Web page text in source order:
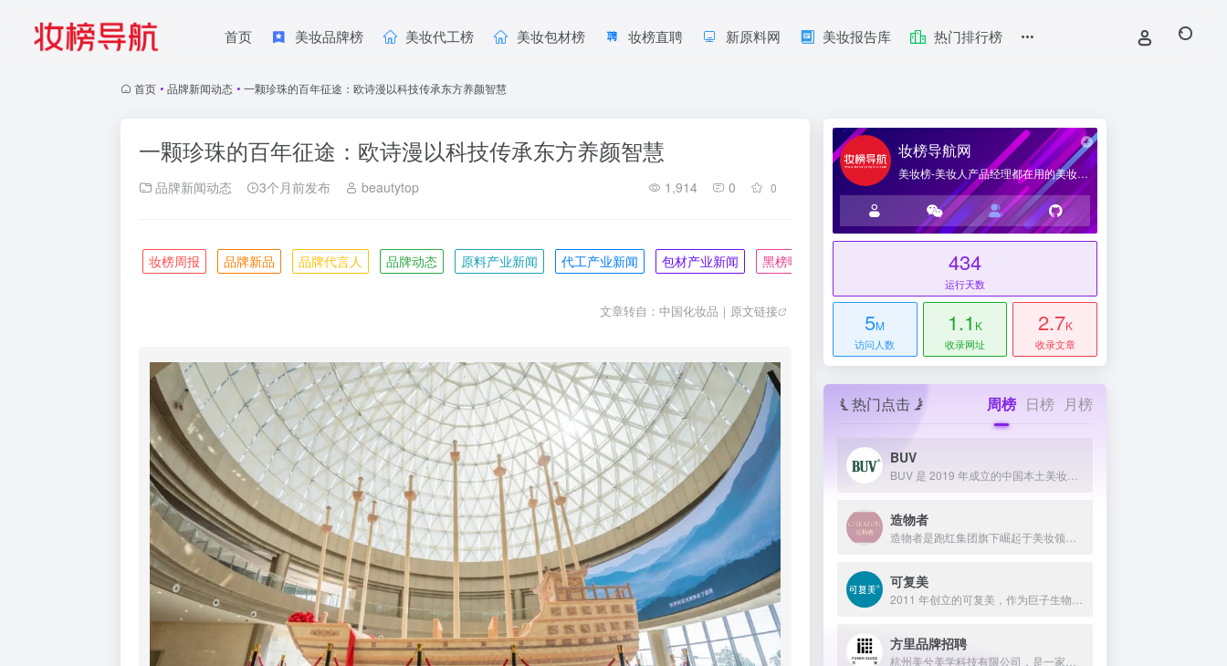
首页 美妆品牌榜 美妆代工榜 美妆包材榜 妆榜直聘 新原料网 美妆报告库 热门排行榜
首页 • 品牌新闻动态 • 一颗珍珠的百年征途：欧诗漫以科技传承东方养颜智慧
一颗珍珠的百年征途：欧诗漫以科技传承东方养颜智慧
品牌新闻动态 3个月前发布 beautytop 1,914 0 0
妆榜周报 品牌新品 品牌代言人 品牌动态 原料产业新闻 代工产业新闻 包材产业新闻 黑榜曝光台
文章转自：中国化妆品｜ 原文链接
妆榜导航网
美妆榜-美妆人产品经理都在用的美妆产业导航网站
434
运行天数
5M
访问人数
1.1 K
收录网址
2.7K
收录文章
热门点击 周榜 日榜 月榜
BUV
造物者
可复美
方里品牌招聘